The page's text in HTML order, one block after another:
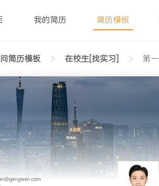
我的简历 简历模板
简历模板 在校生[找实习] 第
简历模板（高端款）文字版
未婚工作年限: 4年